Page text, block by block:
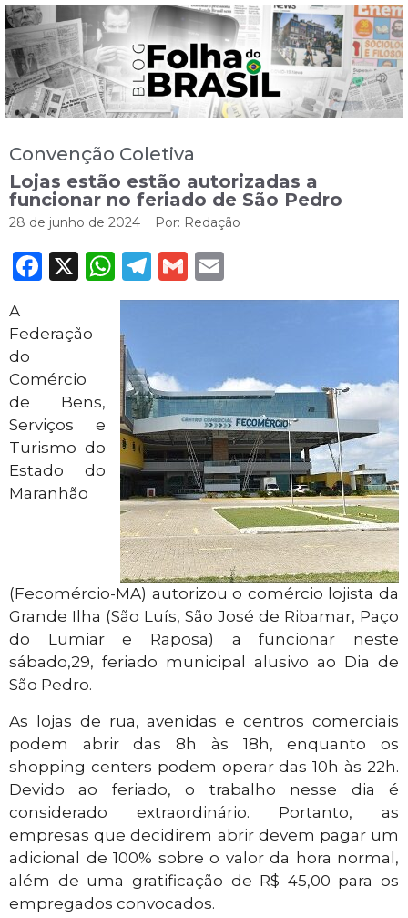
Convenção Coletiva
Lojas estão estão autorizadas a
funcionar no feriado de São Pedro
28 de junho de 2024 Por: Redação
Facebook
X WhatsApp
Telegram
Gmail
A
Federação
do
Comércio
de Bens,
Serviços e
Turismo do
Estado do
Maranhão
(Fecomércio-MA) autorizou o comércio lojista da
Grande Ilha (São Luís, São José de Ribamar, Paço
do Lumiar e Raposa) a funcionar neste
sábado,29, feriado municipal alusivo ao Dia de
São Pedro.
As lojas de rua, avenidas e centros comerciais
podem abrir das 8h às 18h, enquanto os
shopping centers podem operar das 10h às 22h.
Devido ao feriado, o trabalho nesse dia é
considerado extraordinário. Portanto, as
empresas que decidirem abrir devem pagar um
adicional de 100% sobre o valor da hora normal,
além de uma gratificação de R$ 45,00 para os
empregados convocados.